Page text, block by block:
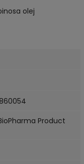
olej
Product